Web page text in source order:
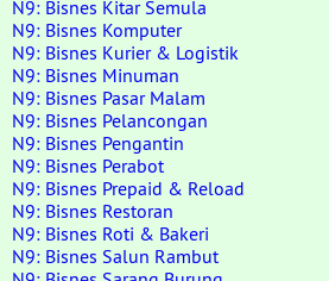
N9: Bisnes Kitar Semula
N9: Bisnes Komputer
N9: Bisnes Kurier & Logistik
N9: Bisnes Minuman
N9: Bisnes Pasar Malam
N9: Bisnes Pelancongan
N9: Bisnes Pengantin
N9: Bisnes Perabot
N9: Bisnes Prepaid & Reload
N9: Bisnes Restoran
N9: Bisnes Roti & Bakeri
N9: Bisnes Salun Rambut